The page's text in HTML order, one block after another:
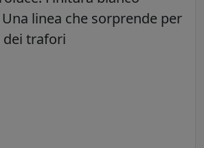
linea che sorprende per
dei trafori